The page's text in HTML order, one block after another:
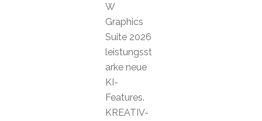
W
Graphics
Suite 2026
leistungsst
arke neue
KI-
Features.
KREATIV-